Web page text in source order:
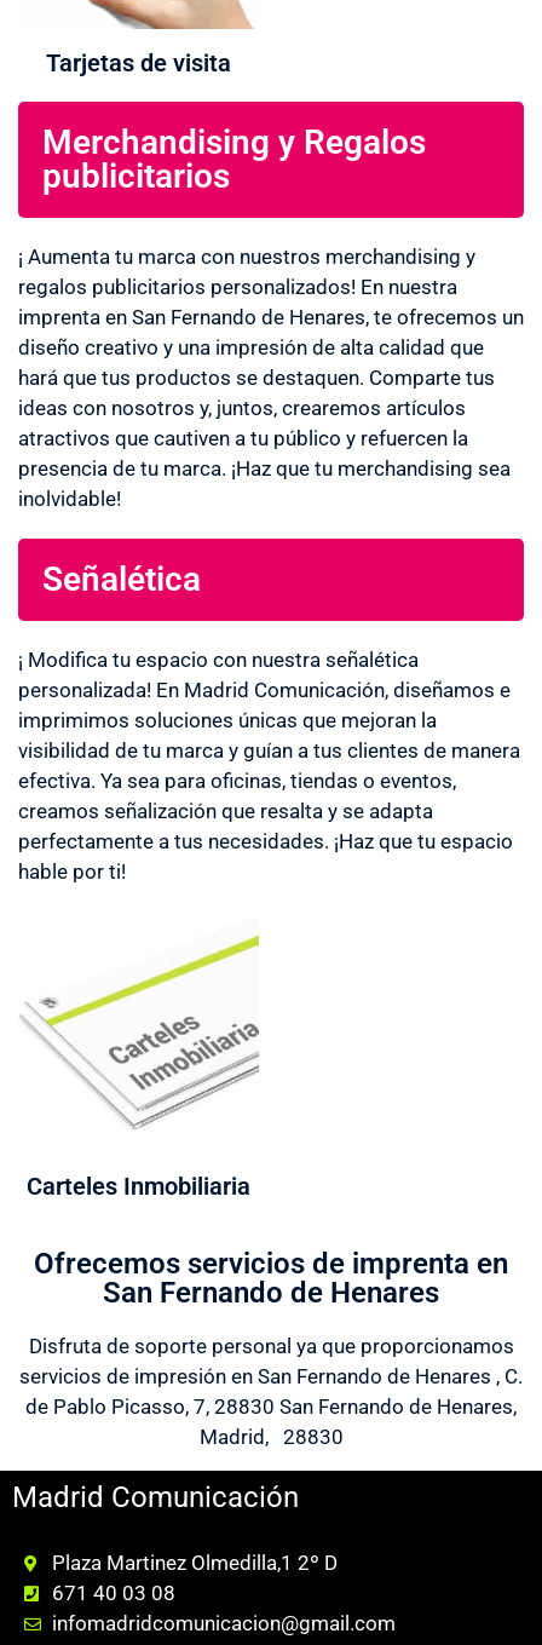
Tarjetas de visita
Merchandising y Regalos
publicitarios
¡ Aumenta tu marca con nuestros merchandising y
regalos publicitarios personalizados! En nuestra
imprenta en San Fernando de Henares, te ofrecemos un
diseño creativo y una impresión de alta calidad que
hará que tus productos se destaquen. Comparte tus
ideas con nosotros y, juntos, crearemos artículos
atractivos que cautiven a tu público y refuercen la
presencia de tu marca. ¡Haz que tu merchandising sea
inolvidable!
Señalética
¡ Modifica tu espacio con nuestra señalética
personalizada! En Madrid Comunicación, diseñamos e
imprimimos soluciones únicas que mejoran la
visibilidad de tu marca y guían a tus clientes de manera
efectiva. Ya sea para oficinas, tiendas o eventos,
creamos señalización que resalta y se adapta
perfectamente a tus necesidades. ¡Haz que tu espacio
hable por ti!
Carteles Inmobiliaria
Ofrecemos servicios de imprenta en
San Fernando de Henares
Disfruta de soporte personal ya que proporcionamos
servicios de impresión en San Fernando de Henares , C.
de Pablo Picasso, 7, 28830 San Fernando de Henares,
Madrid, 28830
Madrid Comunicación
Plaza Martinez Olmedilla,1 2º D
671 40 03 08
infomadridcomunicacion@gmail.com